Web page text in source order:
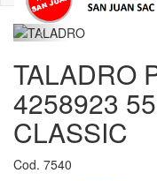
TALADRO
4258923
CLASSIC
Cod. 7540